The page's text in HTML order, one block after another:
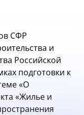
СФР
и
Российской
подготовки к
«О
«Жилье и